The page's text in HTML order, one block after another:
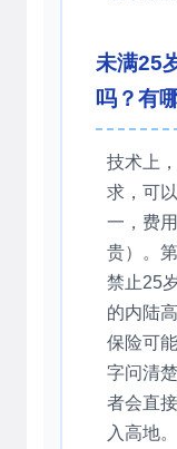
未满25
吗？有
技术上
求，可
一，费
贵）。
禁止25
的内陆
保险可
字问清
者会直
入高地。